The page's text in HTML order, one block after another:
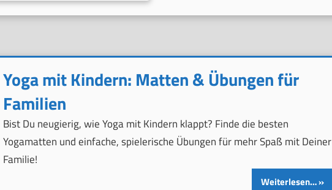
Yoga mit Kindern: Matten & Übungen für
Familien
Bist Du neugierig, wie Yoga mit Kindern klappt? Finde die besten
Yogamatten und einfache, spielerische Übungen für mehr Spaß mit Deiner
Familie!
Weiterlesen…